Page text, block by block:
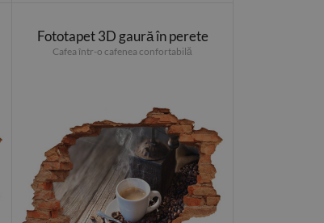
Fototapet 3D gaură în perete
Cafea într-o cafenea confortabilă